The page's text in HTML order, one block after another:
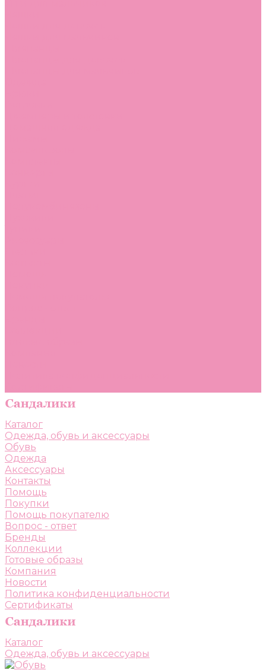
Каталог
Одежда, обувь и аксессуары
Обувь
Одежда
Аксессуары
Контакты
Помощь
Покупки
Помощь покупателю
Вопрос - ответ
Бренды
Коллекции
Готовые образы
Компания
Новости
Политика конфиденциальности
Сертификаты
Каталог
Одежда, обувь и аксессуары